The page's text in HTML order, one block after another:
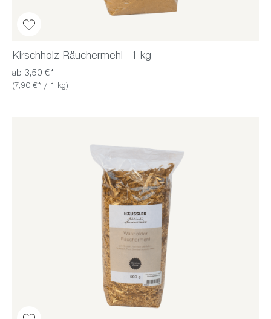
Kirschholz Räuchermehl - 1 kg
ab 3,50 €*
(7,90 €* / 1 kg)